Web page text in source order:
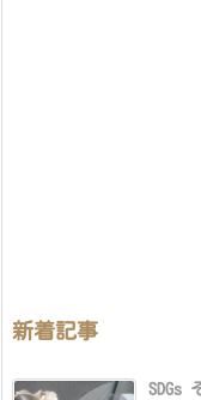
新着記事
SDGs